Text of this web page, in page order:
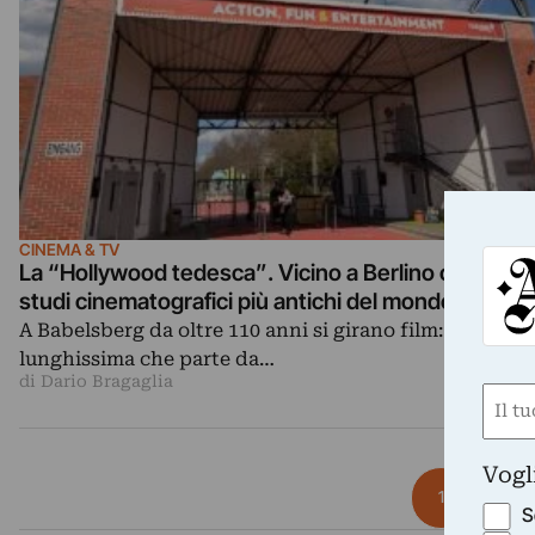
CINEMA & TV
La “Hollywood tedesca”. Vicino a Berlino ci sono
studi cinematografici più antichi del mondo
A Babelsberg da oltre 110 anni si girano film: una storia
lunghissima che parte da…
di Dario Bragaglia
Paginazione degli articoli
1
Nome